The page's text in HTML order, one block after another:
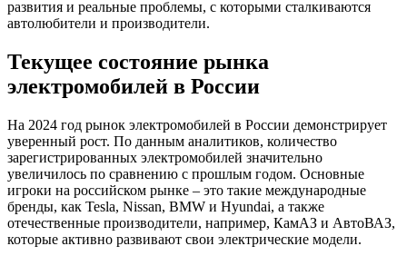
развития и реальные проблемы, с которыми сталкиваются
автолюбители и производители.
Текущее состояние рынка
электромобилей в России
На 2024 год рынок электромобилей в России демонстрирует
уверенный рост. По данным аналитиков, количество
зарегистрированных электромобилей значительно
увеличилось по сравнению с прошлым годом. Основные
игроки на российском рынке – это такие международные
бренды, как Tesla, Nissan, BMW и Hyundai, а также
отечественные производители, например, КамАЗ и АвтоВАЗ,
которые активно развивают свои электрические модели.